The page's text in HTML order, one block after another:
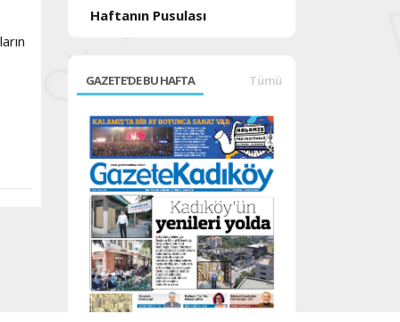
Haftanın Pusulası
GAZETE'DE BU HAFTA Tümü